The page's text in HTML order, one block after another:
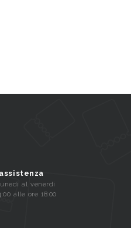
al venerdi
alle ore 18:00